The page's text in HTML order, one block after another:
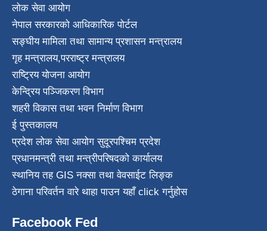
लोक सेवा आयोग
नेपाल सरकारको आधिकारिक पोर्टल
सङ्घीय मामिला तथा सामान्य प्रशासन मन्त्रालय
गृह मन्त्रालय,परराष्ट्र मन्त्रालय
राष्ट्रिय योजना आयोग
केन्द्रिय पञ्जिकरण विभाग
शहरी विकास तथा भवन निर्माण विभाग
ई पुस्तकालय
प्रदेश लोक सेवा आयोग सुदूरपश्चिम प्रदेश
प्रधानमन्त्री तथा मन्त्रीपरिषदको कार्यालय
स्थानिय तह GIS नक्सा तथा वेवसाईट लिङ्क
ठेगाना परिवर्तन वारे थाहा पाउन यहाँ click गर्नुहोस
Facebook Fed